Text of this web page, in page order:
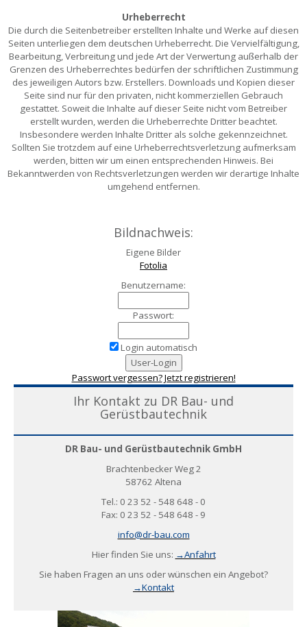
Urheberrecht
Die durch die Seitenbetreiber erstellten Inhalte und Werke auf diesen
Seiten unterliegen dem deutschen Urheberrecht. Die Vervielfältigung,
Bearbeitung, Verbreitung und jede Art der Verwertung außerhalb der
Grenzen des Urheberrechtes bedürfen der schriftlichen Zustimmung
des jeweiligen Autors bzw. Erstellers. Downloads und Kopien dieser
Seite sind nur für den privaten, nicht kommerziellen Gebrauch
gestattet. Soweit die Inhalte auf dieser Seite nicht vom Betreiber
erstellt wurden, werden die Urheberrechte Dritter beachtet.
Insbesondere werden Inhalte Dritter als solche gekennzeichnet.
Sollten Sie trotzdem auf eine Urheberrechtsverletzung aufmerksam
werden, bitten wir um einen entsprechenden Hinweis. Bei
Bekanntwerden von Rechtsverletzungen werden wir derartige Inhalte
umgehend entfernen.
Bildnachweis:
Eigene Bilder
Fotolia
Benutzername:
Passwort:
Login automatisch
Passwort vergessen?Jetzt registrieren!
Ihr Kontakt zu DR Bau- und
Gerüstbautechnik
DR Bau- und Gerüstbautechnik GmbH
Brachtenbecker Weg 2
58762 Altena
Tel.: 0 23 52 - 548 648 - 0
Fax: 0 23 52 - 548 648 - 9
info@dr-bau.com
Hier finden Sie uns: →Anfahrt
Sie haben Fragen an uns oder wünschen ein Angebot?
→Kontakt